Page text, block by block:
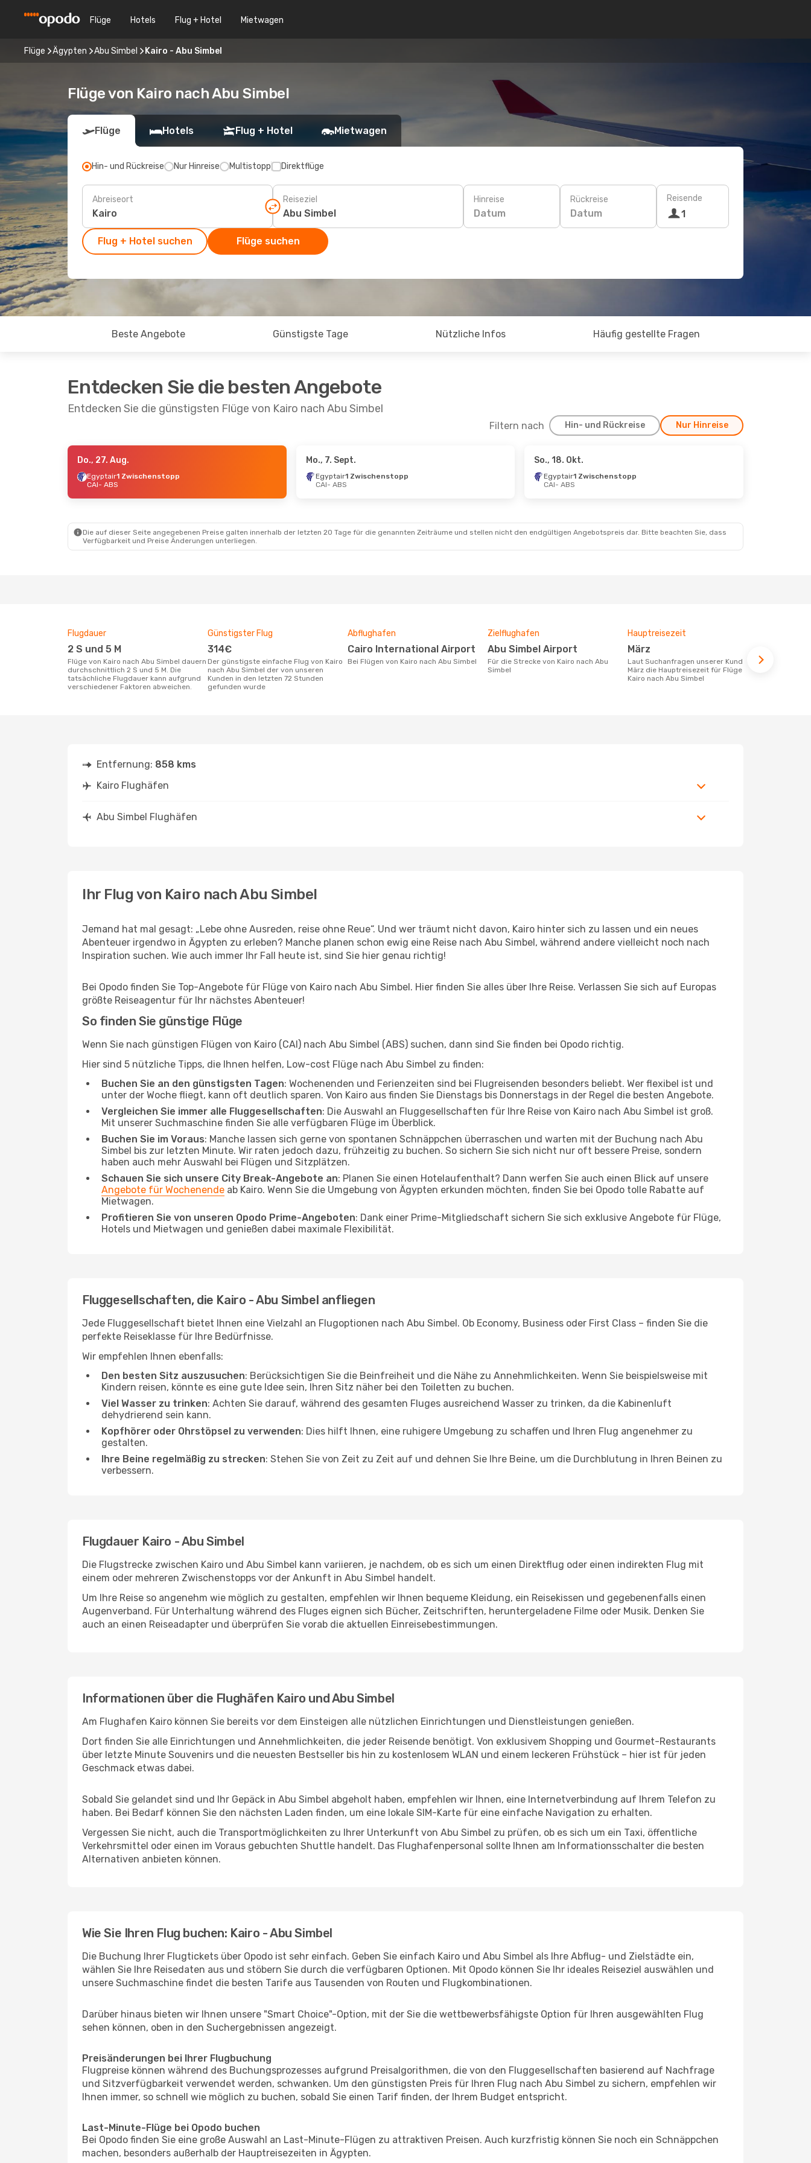
Flüge Hotels Flug + Hotel Mietwagen
Flüge Ägypten Abu Simbel Kairo - Abu Simbel
Flüge von Kairo nach Abu Simbel
Flüge Hotels Flug + Hotel Mietwagen
Hin- und Rückreise Nur Hinreise Multistopp Direktflüge
Abreiseort Reiseziel Hinreise
Datum
Rückreise
Datum
Reisende
1
Flug + Hotel suchen Flüge suchen
Beste Angebote Günstigste Tage Nützliche Infos Häufig gestellte Fragen
Entdecken Sie die besten Angebote
Entdecken Sie die günstigsten Flüge von Kairo nach Abu Simbel
Filtern nach Hin- und Rückreise Nur Hinreise
- Mo., 31. Aug.
1 Zwischenstopp
Do., 27. Aug.
Egyptair1 Zwischenstopp
CAI- ABS
Mo., 7. Sept.
Egyptair1 Zwischenstopp
CAI- ABS
So., 18. Okt.
Egyptair1 Zwischenstopp
CAI- ABS
Die auf dieser Seite angegebenen Preise galten innerhalb der letzten 20 Tage für die genannten Zeiträume und stellen nicht den endgültigen Angebotspreis dar. Bitte beachten Sie, dass
Verfügbarkeit und Preise Änderungen unterliegen.
Flugdauer
2 S und 5 M
Flüge von Kairo nach Abu Simbel dauern
durchschnittlich 2 S und 5 M. Die
tatsächliche Flugdauer kann aufgrund
verschiedener Faktoren abweichen.
Günstigster Flug
314€
Der günstigste einfache Flug von Kairo
nach Abu Simbel der von unseren
Kunden in den letzten 72 Stunden
gefunden wurde
Abflughafen
Cairo International Airport
Bei Flügen von Kairo nach Abu Simbel
Zielflughafen
Abu Simbel Airport
Für die Strecke von Kairo nach Abu
Simbel
Hauptreisezeit
März
Laut Suchanfragen unserer Kunden ist
März die Hauptreisezeit für Flüge von
Kairo nach Abu Simbel
Entfernung: 858 kms
Kairo Flughäfen
Abu Simbel Flughäfen
Ihr Flug von Kairo nach Abu Simbel
Jemand hat mal gesagt: „Lebe ohne Ausreden, reise ohne Reue“. Und wer träumt nicht davon, Kairo hinter sich zu lassen und ein neues
Abenteuer irgendwo in Ägypten zu erleben? Manche planen schon ewig eine Reise nach Abu Simbel, während andere vielleicht noch nach
Inspiration suchen. Wie auch immer Ihr Fall heute ist, sind Sie hier genau richtig!
Bei Opodo finden Sie Top-Angebote für Flüge von Kairo nach Abu Simbel. Hier finden Sie alles über Ihre Reise. Verlassen Sie sich auf Europas
größte Reiseagentur für Ihr nächstes Abenteuer!
So finden Sie günstige Flüge
Wenn Sie nach günstigen Flügen von Kairo (CAI) nach Abu Simbel (ABS) suchen, dann sind Sie finden bei Opodo richtig.
Hier sind 5 nützliche Tipps, die Ihnen helfen, Low-cost Flüge nach Abu Simbel zu finden:
Buchen Sie an den günstigsten Tagen: Wochenenden und Ferienzeiten sind bei Flugreisenden besonders beliebt. Wer flexibel ist und
unter der Woche fliegt, kann oft deutlich sparen. Von Kairo aus finden Sie Dienstags bis Donnerstags in der Regel die besten Angebote.
Vergleichen Sie immer alle Fluggesellschaften: Die Auswahl an Fluggesellschaften für Ihre Reise von Kairo nach Abu Simbel ist groß.
Mit unserer Suchmaschine finden Sie alle verfügbaren Flüge im Überblick.
Buchen Sie im Voraus: Manche lassen sich gerne von spontanen Schnäppchen überraschen und warten mit der Buchung nach Abu
Simbel bis zur letzten Minute. Wir raten jedoch dazu, frühzeitig zu buchen. So sichern Sie sich nicht nur oft bessere Preise, sondern
haben auch mehr Auswahl bei Flügen und Sitzplätzen.
Schauen Sie sich unsere City Break-Angebote an: Planen Sie einen Hotelaufenthalt? Dann werfen Sie auch einen Blick auf unsere
Angebote für Wochenende ab Kairo. Wenn Sie die Umgebung von Ägypten erkunden möchten, finden Sie bei Opodo tolle Rabatte auf
Mietwagen.
Profitieren Sie von unseren Opodo Prime-Angeboten: Dank einer Prime-Mitgliedschaft sichern Sie sich exklusive Angebote für Flüge,
Hotels und Mietwagen und genießen dabei maximale Flexibilität.
Fluggesellschaften, die Kairo - Abu Simbel anfliegen
Jede Fluggesellschaft bietet Ihnen eine Vielzahl an Flugoptionen nach Abu Simbel. Ob Economy, Business oder First Class – finden Sie die
perfekte Reiseklasse für Ihre Bedürfnisse.
Wir empfehlen Ihnen ebenfalls:
Den besten Sitz auszusuchen: Berücksichtigen Sie die Beinfreiheit und die Nähe zu Annehmlichkeiten. Wenn Sie beispielsweise mit
Kindern reisen, könnte es eine gute Idee sein, Ihren Sitz näher bei den Toiletten zu buchen.
Viel Wasser zu trinken: Achten Sie darauf, während des gesamten Fluges ausreichend Wasser zu trinken, da die Kabinenluft
dehydrierend sein kann.
Kopfhörer oder Ohrstöpsel zu verwenden: Dies hilft Ihnen, eine ruhigere Umgebung zu schaffen und Ihren Flug angenehmer zu
gestalten.
Ihre Beine regelmäßig zu strecken: Stehen Sie von Zeit zu Zeit auf und dehnen Sie Ihre Beine, um die Durchblutung in Ihren Beinen zu
verbessern.
Flugdauer Kairo - Abu Simbel
Die Flugstrecke zwischen Kairo und Abu Simbel kann variieren, je nachdem, ob es sich um einen Direktflug oder einen indirekten Flug mit
einem oder mehreren Zwischenstopps vor der Ankunft in Abu Simbel handelt.
Um Ihre Reise so angenehm wie möglich zu gestalten, empfehlen wir Ihnen bequeme Kleidung, ein Reisekissen und gegebenenfalls einen
Augenverband. Für Unterhaltung während des Fluges eignen sich Bücher, Zeitschriften, heruntergeladene Filme oder Musik. Denken Sie
auch an einen Reiseadapter und überprüfen Sie vorab die aktuellen Einreisebestimmungen.
Informationen über die Flughäfen Kairo und Abu Simbel
Am Flughafen Kairo können Sie bereits vor dem Einsteigen alle nützlichen Einrichtungen und Dienstleistungen genießen.
Dort finden Sie alle Einrichtungen und Annehmlichkeiten, die jeder Reisende benötigt. Von exklusivem Shopping und Gourmet-Restaurants
über letzte Minute Souvenirs und die neuesten Bestseller bis hin zu kostenlosem WLAN und einem leckeren Frühstück – hier ist für jeden
Geschmack etwas dabei.
Sobald Sie gelandet sind und Ihr Gepäck in Abu Simbel abgeholt haben, empfehlen wir Ihnen, eine Internetverbindung auf Ihrem Telefon zu
haben. Bei Bedarf können Sie den nächsten Laden finden, um eine lokale SIM-Karte für eine einfache Navigation zu erhalten.
Vergessen Sie nicht, auch die Transportmöglichkeiten zu Ihrer Unterkunft von Abu Simbel zu prüfen, ob es sich um ein Taxi, öffentliche
Verkehrsmittel oder einen im Voraus gebuchten Shuttle handelt. Das Flughafenpersonal sollte Ihnen am Informationsschalter die besten
Alternativen anbieten können.
Wie Sie Ihren Flug buchen: Kairo - Abu Simbel
Die Buchung Ihrer Flugtickets über Opodo ist sehr einfach. Geben Sie einfach Kairo und Abu Simbel als Ihre Abflug- und Zielstädte ein,
wählen Sie Ihre Reisedaten aus und stöbern Sie durch die verfügbaren Optionen. Mit Opodo können Sie Ihr ideales Reiseziel auswählen und
unsere Suchmaschine findet die besten Tarife aus Tausenden von Routen und Flugkombinationen.
Darüber hinaus bieten wir Ihnen unsere "Smart Choice"-Option, mit der Sie die wettbewerbsfähigste Option für Ihren ausgewählten Flug
sehen können, oben in den Suchergebnissen angezeigt.
Preisänderungen bei Ihrer Flugbuchung
Flugpreise können während des Buchungsprozesses aufgrund Preisalgorithmen, die von den Fluggesellschaften basierend auf Nachfrage
und Sitzverfügbarkeit verwendet werden, schwanken. Um den günstigsten Preis für Ihren Flug nach Abu Simbel zu sichern, empfehlen wir
Ihnen immer, so schnell wie möglich zu buchen, sobald Sie einen Tarif finden, der Ihrem Budget entspricht.
Last-Minute-Flüge bei Opodo buchen
Bei Opodo finden Sie eine große Auswahl an Last-Minute-Flügen zu attraktiven Preisen. Auch kurzfristig können Sie noch ein Schnäppchen
machen, besonders außerhalb der Hauptreisezeiten in Ägypten.